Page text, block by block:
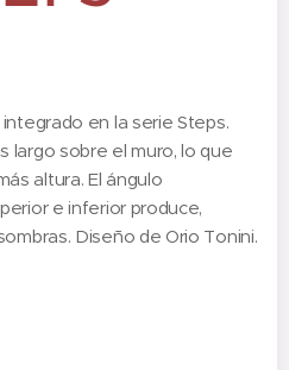
en la serie Steps.
largo sobre el muro, lo que
altura. El ángulo
e inferior produce,
Diseño de Orio Tonini.